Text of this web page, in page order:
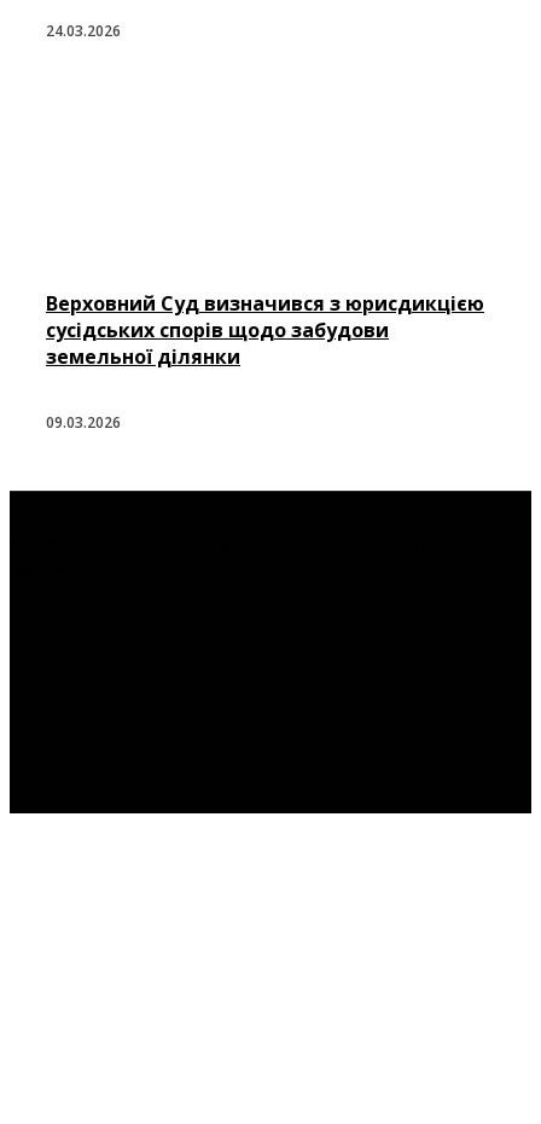
24.03.2026
Верховний Суд визначився з юрисдикцією
сусідських спорів щодо забудови
земельної ділянки
09.03.2026